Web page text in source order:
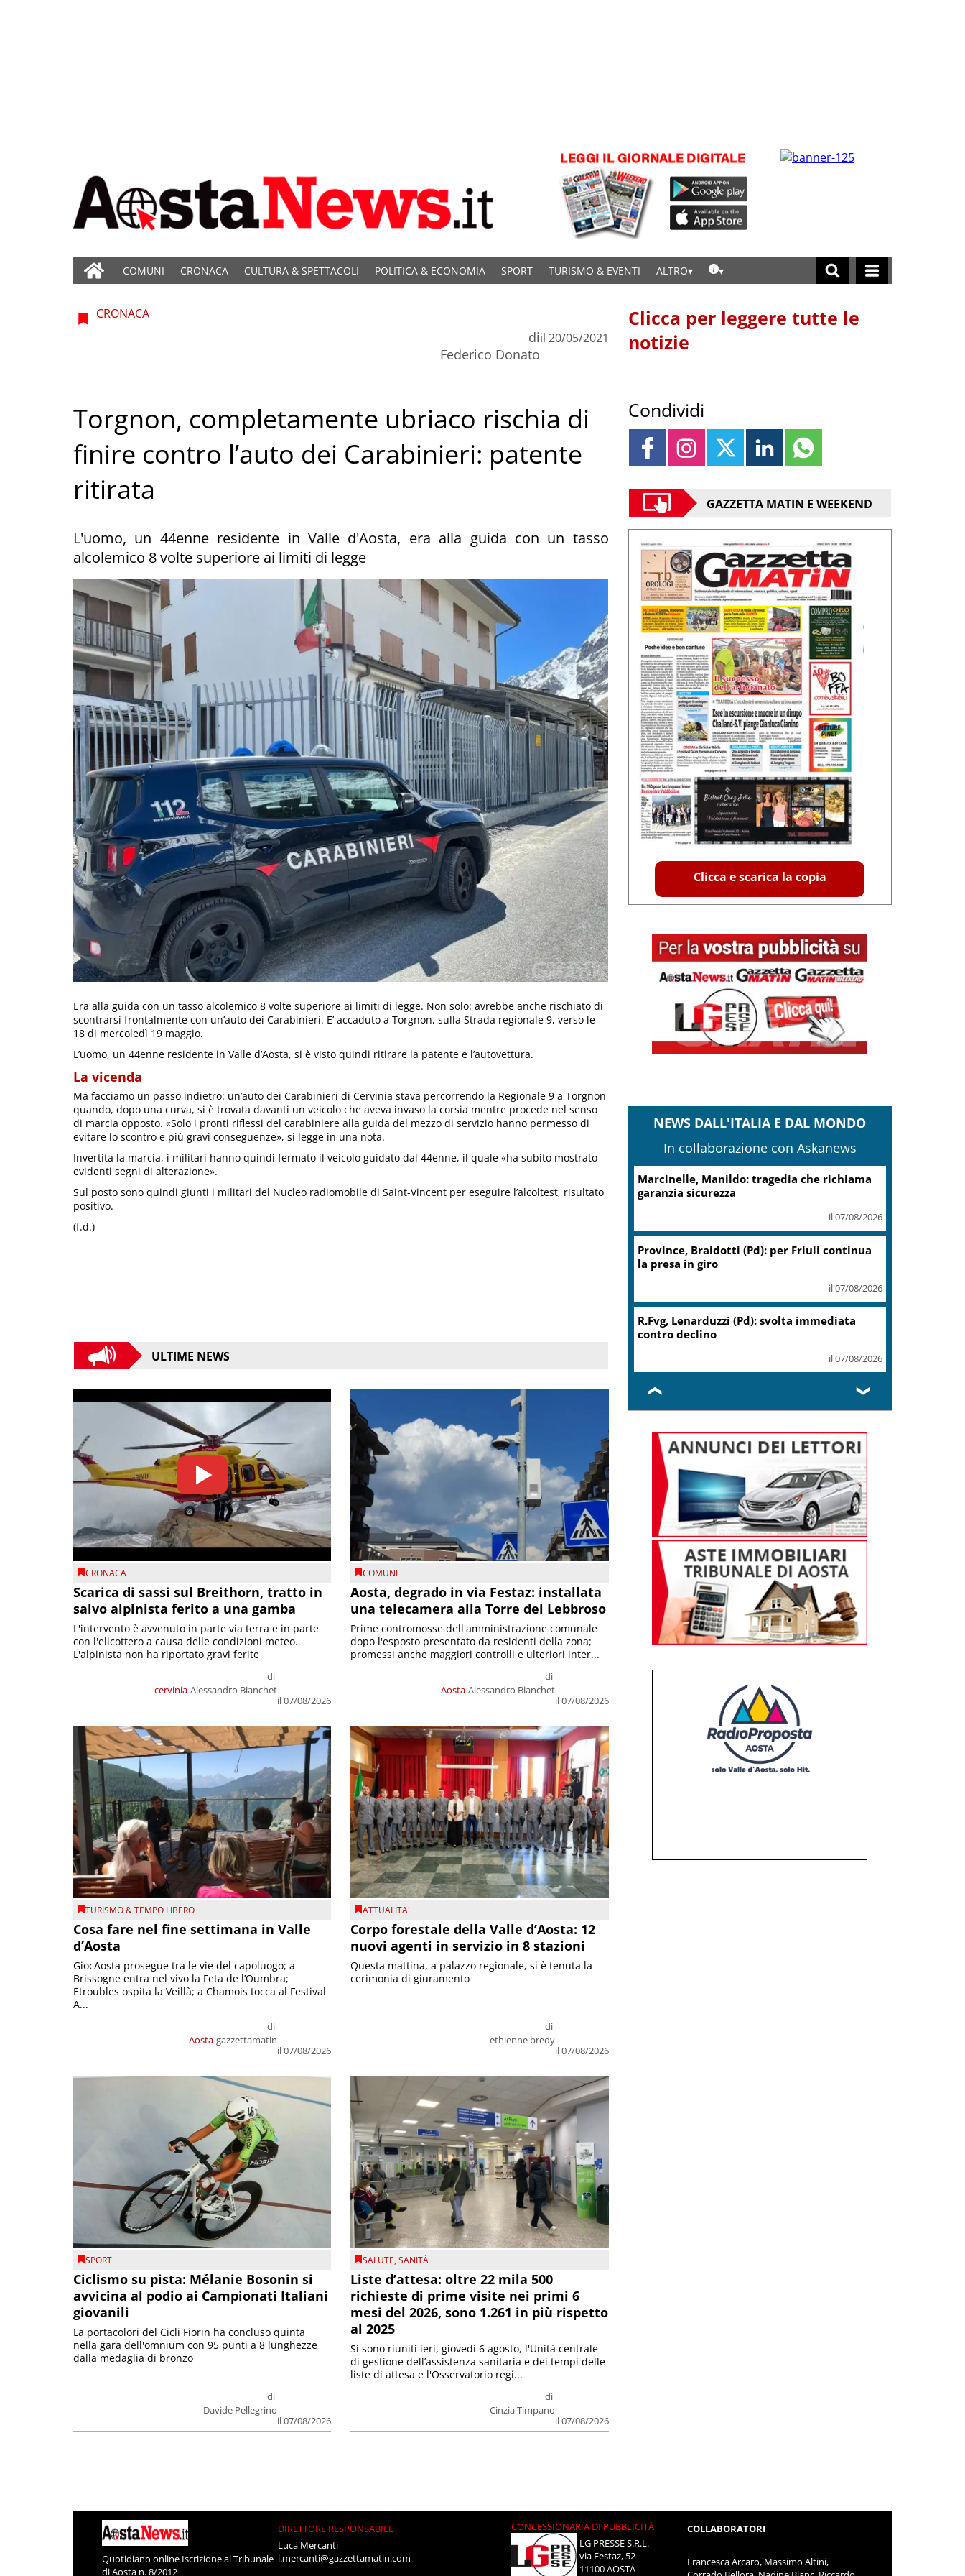
COMUNI CRONACA CULTURA & SPETTACOLI POLITICA & ECONOMIA SPORT TURISMO & EVENTI ALTRO
CRONACA
di
Federico Donato
il 20/05/2021
Torgnon, completamente ubriaco rischia di
finire contro l’auto dei Carabinieri: patente
ritirata
L'uomo, un 44enne residente in Valle d'Aosta, era alla guida con un tasso
alcolemico 8 volte superiore ai limiti di legge
Era alla guida con un tasso alcolemico 8 volte superiore ai limiti di legge. Non solo: avrebbe anche rischiato di
scontrarsi frontalmente con un’auto dei Carabinieri. E’ accaduto a Torgnon, sulla Strada regionale 9, verso le
18 di mercoledì 19 maggio.
L’uomo, un 44enne residente in Valle d’Aosta, si è visto quindi ritirare la patente e l’autovettura.
La vicenda
Ma facciamo un passo indietro: un’auto dei Carabinieri di Cervinia stava percorrendo la Regionale 9 a Torgnon
quando, dopo una curva, si è trovata davanti un veicolo che aveva invaso la corsia mentre procede nel senso
di marcia opposto. «Solo i pronti riflessi del carabiniere alla guida del mezzo di servizio hanno permesso di
evitare lo scontro e più gravi conseguenze», si legge in una nota.
Invertita la marcia, i militari hanno quindi fermato il veicolo guidato dal 44enne, il quale «ha subito mostrato
evidenti segni di alterazione».
Sul posto sono quindi giunti i militari del Nucleo radiomobile di Saint-Vincent per eseguire l’alcoltest, risultato
positivo.
(f.d.)
ULTIME NEWS
CRONACA
Scarica di sassi sul Breithorn, tratto in
salvo alpinista ferito a una gamba
cervinia
di
Alessandro Bianchet
il 07/08/2026
L'intervento è avvenuto in parte via terra e in parte
con l'elicottero a causa delle condizioni meteo.
L'alpinista non ha riportato gravi ferite
COMUNI
Aosta, degrado in via Festaz: installata
una telecamera alla Torre del Lebbroso
Aosta
di
Alessandro Bianchet
il 07/08/2026
Prime contromosse dell'amministrazione comunale
dopo l'esposto presentato da residenti della zona;
promessi anche maggiori controlli e ulteriori inter...
TURISMO & TEMPO LIBERO
Cosa fare nel fine settimana in Valle
d’Aosta
Aosta
di
gazzettamatin
il 07/08/2026
GiocAosta prosegue tra le vie del capoluogo; a
Brissogne entra nel vivo la Feta de l’Oumbra;
Etroubles ospita la Veillà; a Chamois tocca al Festival
A...
ATTUALITA'
Corpo forestale della Valle d’Aosta: 12
nuovi agenti in servizio in 8 stazioni
di
ethienne bredy
il 07/08/2026
Questa mattina, a palazzo regionale, si è tenuta la
cerimonia di giuramento
SPORT
Ciclismo su pista: Mélanie Bosonin si
avvicina al podio ai Campionati Italiani
giovanili
di
Davide Pellegrino
il 07/08/2026
La portacolori del Cicli Fiorin ha concluso quinta
nella gara dell'omnium con 95 punti a 8 lunghezze
dalla medaglia di bronzo
SALUTE,SANITÀ
Liste d’attesa: oltre 22 mila 500
richieste di prime visite nei primi 6
mesi del 2026, sono 1.261 in più rispetto
al 2025
di
Cinzia Timpano
il 07/08/2026
Si sono riuniti ieri, giovedì 6 agosto, l'Unità centrale
di gestione dell’assistenza sanitaria e dei tempi delle
liste di attesa e l'Osservatorio regi...
Clicca per leggere tutte le
notizie
Condividi
GAZZETTA MATIN E WEEKEND
Clicca e scarica la copia
NEWS DALL'ITALIA E DAL MONDO
In collaborazione con Askanews
Marcinelle, Manildo: tragedia che richiama
garanzia sicurezza
il 07/08/2026
Province, Braidotti (Pd): per Friuli continua
la presa in giro
il 07/08/2026
R.Fvg, Lenarduzzi (Pd): svolta immediata
contro declino
il 07/08/2026
❮ ❯
Quotidiano online Iscrizione al Tribunale
di Aosta n. 8/2012
DIRETTORE RESPONSABILE
Luca Mercanti
l.mercanti@gazzettamatin.com
CONCESSIONARIA DI PUBBLICITÀ
LG PRESSE S.R.L.
via Festaz, 52
11100 AOSTA
COLLABORATORI
Francesca Arcaro, Massimo Altini,